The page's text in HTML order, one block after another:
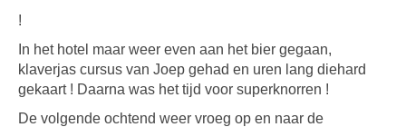
!
In het hotel maar weer even aan het bier gegaan,
klaverjas cursus van Joep gehad en uren lang diehard
gekaart ! Daarna was het tijd voor superknorren !
De volgende ochtend weer vroeg op en naar de